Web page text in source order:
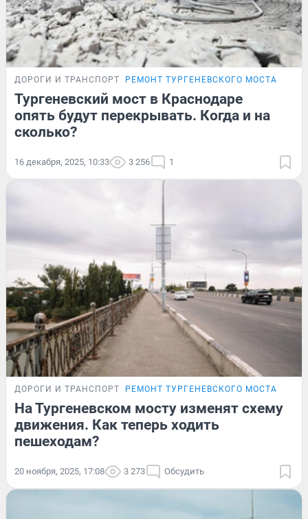
ДОРОГИ И ТРАНСПОРТ РЕМОНТ ТУРГЕНЕВСКОГО МОСТА
Тургеневский мост в Краснодаре
опять будут перекрывать. Когда и на
сколько?
16 декабря, 2025, 10:33 3 256 1
ДОРОГИ И ТРАНСПОРТ РЕМОНТ ТУРГЕНЕВСКОГО МОСТА
На Тургеневском мосту изменят схему
движения. Как теперь ходить
пешеходам?
20 ноября, 2025, 17:08 3 273 Обсудить